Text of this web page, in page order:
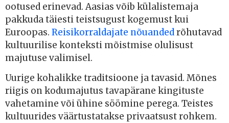
ootused erinevad. Aasias võib külalistemaja
pakkuda täiesti teistsugust kogemust kui
Euroopas. Reisikorraldajate nõuandedrõhutavad
kultuurilise konteksti mõistmise olulisust
majutuse valimisel.
Uurige kohalikke traditsioone ja tavasid. Mõnes
riigis on kodumajutus tavapärane kingituste
vahetamine või ühine söömine perega. Teistes
kultuurides väärtustatakse privaatsust rohkem.